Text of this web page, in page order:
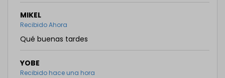
MIKEL
Recibido Ahora
Qué buenas tardes
YOBE
Recibido hace una hora